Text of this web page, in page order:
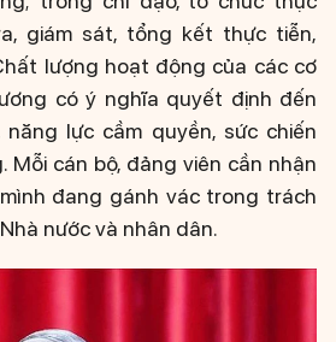
giám sát, tổng kết thực tiễn,
lượng hoạt động của các cơ
có ý nghĩa quyết định đến
lực cầm quyền, sức chiến
cán bộ, đảng viên cần nhận
đang gánh vác trong trách
nước và nhân dân.